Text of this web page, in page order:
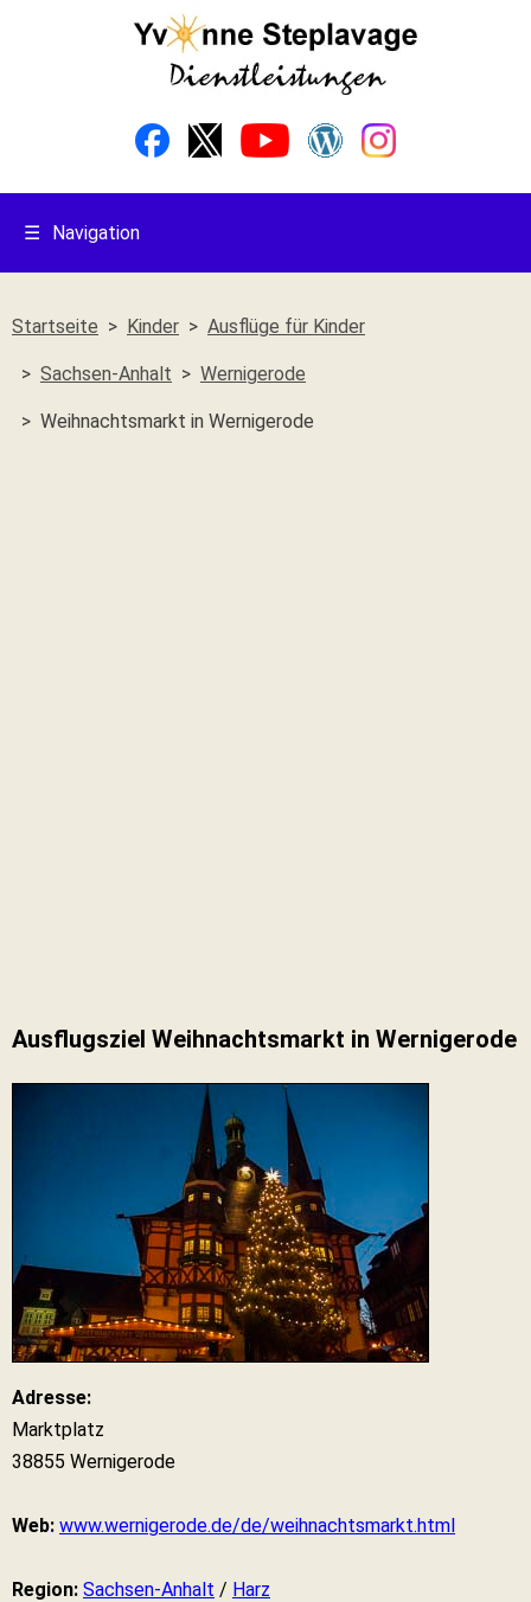
☰ Navigation
Startseite Kinder Ausflüge für Kinder
Sachsen-Anhalt Wernigerode
Weihnachtsmarkt in Wernigerode
Ausflugsziel Weihnachtsmarkt in Wernigerode
Adresse:
Marktplatz
38855 Wernigerode
Web: www.wernigerode.de/de/weihnachtsmarkt.html
Region: Sachsen-Anhalt / Harz